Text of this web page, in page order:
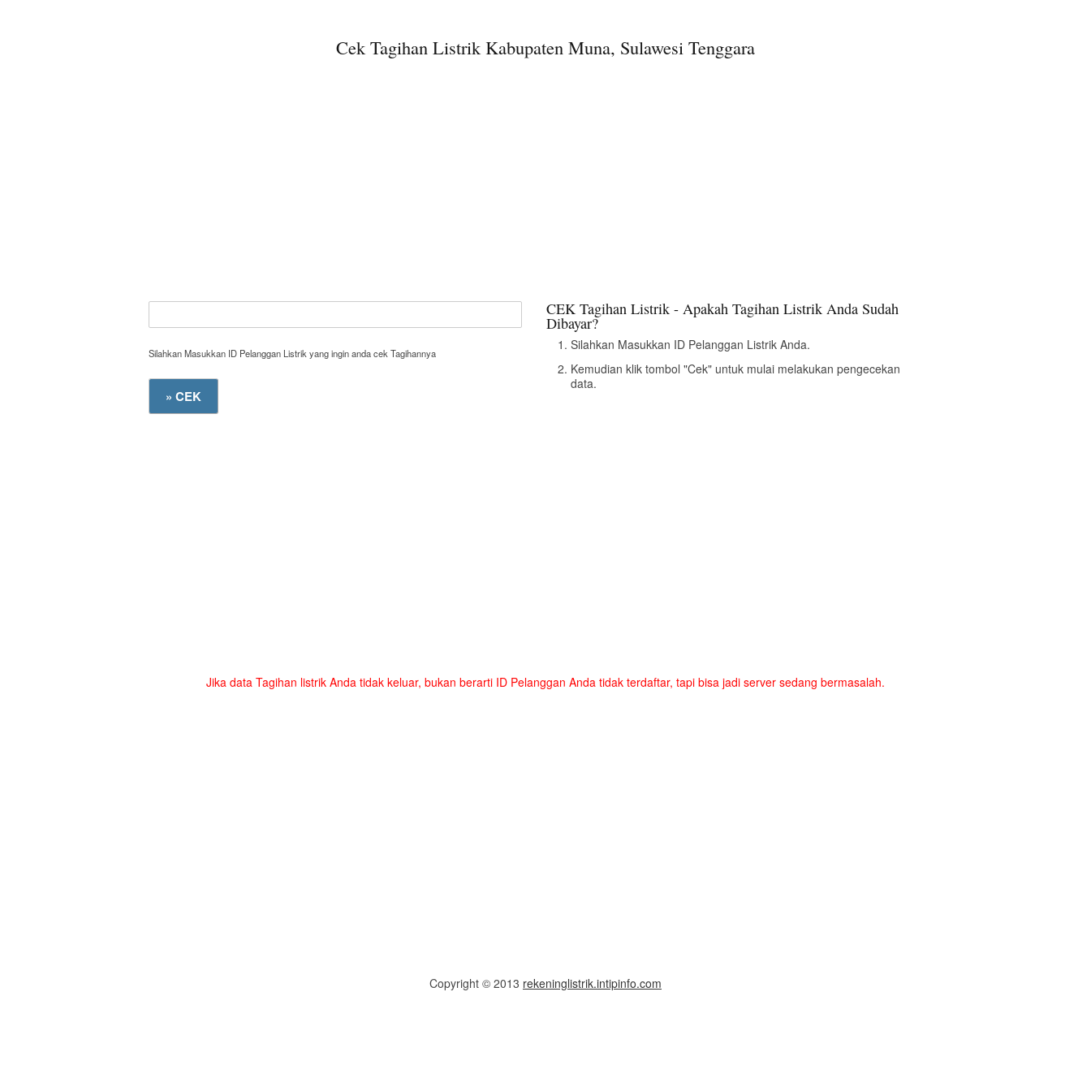
Cek Tagihan Listrik Kabupaten Muna, Sulawesi Tenggara
Silahkan Masukkan ID Pelanggan Listrik yang ingin anda cek Tagihannya
CEK Tagihan Listrik - Apakah Tagihan Listrik Anda Sudah
Dibayar?
Silahkan Masukkan ID Pelanggan Listrik Anda.
Kemudian klik tombol "Cek" untuk mulai melakukan pengecekan
data.
Jika data Tagihan listrik Anda tidak keluar, bukan berarti ID Pelanggan Anda tidak terdaftar, tapi bisa jadi server sedang bermasalah.
Copyright © 2013 rekeninglistrik.intipinfo.com